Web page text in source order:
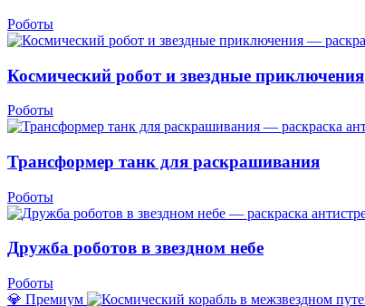
Роботы
Космический робот и звездные приключения
Роботы
Трансформер танк для раскрашивания
Роботы
Дружба роботов в звездном небе
Роботы
💎 Премиум